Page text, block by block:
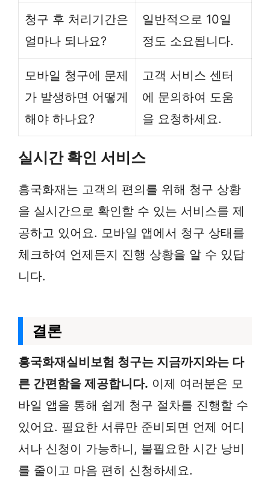
청구 후 처리기간은
얼마나 되나요?
일반적으로 10일
정도 소요됩니다.
모바일 청구에 문제
가 발생하면 어떻게
해야 하나요?
고객 서비스 센터
에 문의하여 도움
을 요청하세요.
실시간 확인 서비스
흥국화재는 고객의 편의를 위해 청구 상황
을 실시간으로 확인할 수 있는 서비스를 제
공하고 있어요. 모바일 앱에서 청구 상태를
체크하여 언제든지 진행 상황을 알 수 있답
니다.
결론
흥국화재실비보험 청구는 지금까지와는 다
른 간편함을 제공합니다. 이제 여러분은 모
바일 앱을 통해 쉽게 청구 절차를 진행할 수
있어요. 필요한 서류만 준비되면 언제 어디
서나 신청이 가능하니, 불필요한 시간 낭비
를 줄이고 마음 편히 신청하세요.